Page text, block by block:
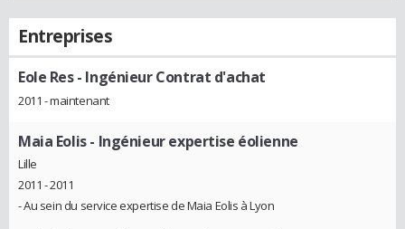
Entreprises
Eole Res- Ingénieur Contrat d'achat
2011 - maintenant
Maia Eolis- Ingénieur expertise éolienne
Lille
2011 - 2011
- Au sein du service expertise de Maia Eolis à Lyon